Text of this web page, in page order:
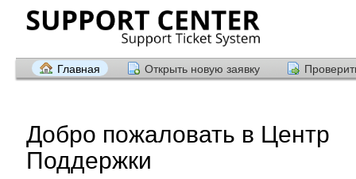
Главная Открыть новую заявку
Добро пожаловать в Центр
Поддержки